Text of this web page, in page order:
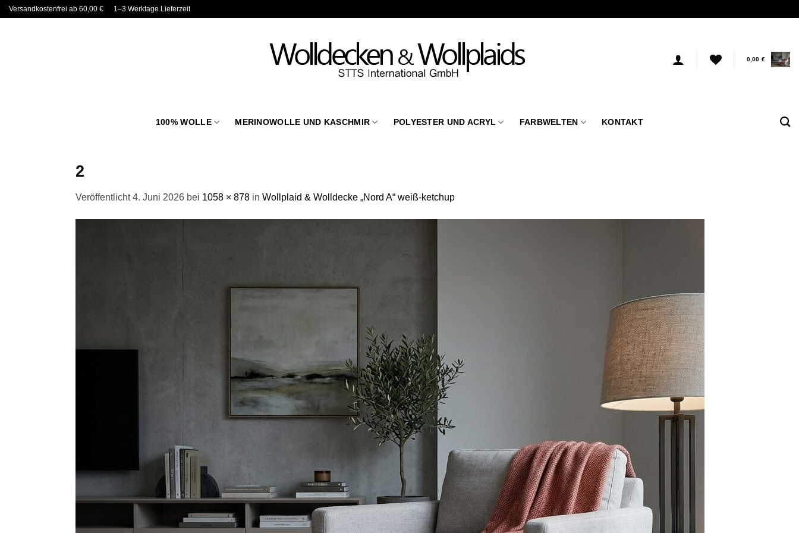
ZumVersandkostenfrei ab 60,00 € 1–3 Werktage Lieferzeit
0,00 €
100% WOLLE MERINOWOLLE UND KASCHMIR POLYESTER UND ACRYL FARBWELTEN KONTAKT
2
Veröffentlicht4. Juni 2026 bei 1058 × 878 in Wollplaid & Wolldecke „Nord A“ weiß-ketchup